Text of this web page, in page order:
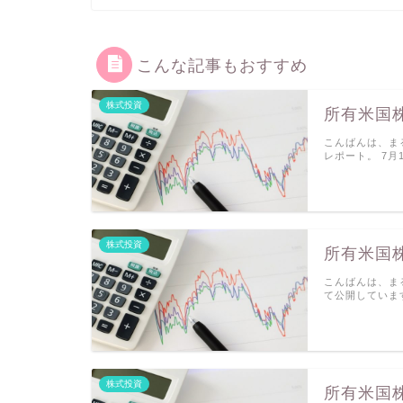
こんな記事もおすすめ
株式投資
所有米国
こんばんは、
レポート。 7
株式投資
所有米国
こんばんは、
て公開してい
株式投資
所有米国